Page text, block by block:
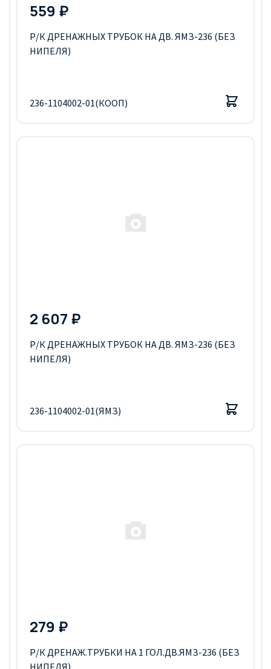
559 ₽
Р/К ДРЕНАЖНЫХ ТРУБОК НА ДВ. ЯМЗ-236 (БЕЗ
НИПЕЛЯ)
236-1104002-01(КООП)
2 607 ₽
Р/К ДРЕНАЖНЫХ ТРУБОК НА ДВ. ЯМЗ-236 (БЕЗ
НИПЕЛЯ)
236-1104002-01(ЯМЗ)
279 ₽
Р/К ДРЕНАЖ.ТРУБКИ НА 1 ГОЛ.ДВ.ЯМЗ-236 (БЕЗ
НИПЕЛЯ)